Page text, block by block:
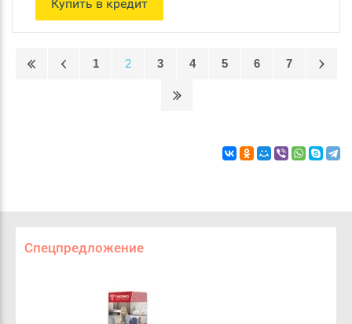
Купить в кредит
1 2 3 4 5 6 7
Спецпредложение